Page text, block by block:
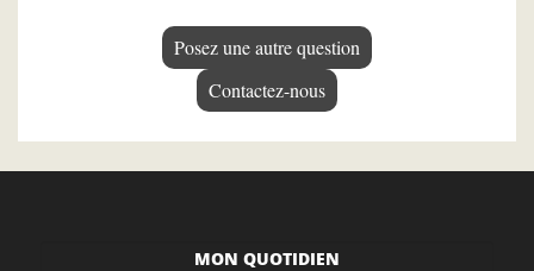
Posez une autre question
Contactez-nous
MON QUOTIDIEN